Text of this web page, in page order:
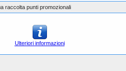
raccolta punti promozionali
Ulteriori informazioni